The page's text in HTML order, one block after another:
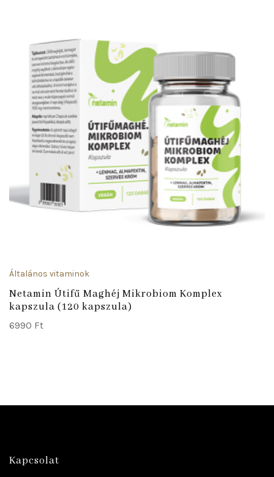
Általános vitaminok
Netamin Útifű Maghéj Mikrobiom Komplex
kapszula (120 kapszula)
6990 Ft
Kapcsolat